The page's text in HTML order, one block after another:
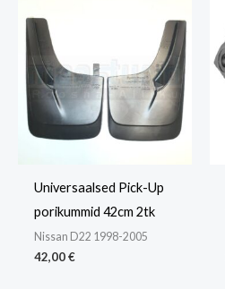
Universaalsed Pick-Up
porikummid 42cm 2tk
Nissan D22 1998-2005
42,00€